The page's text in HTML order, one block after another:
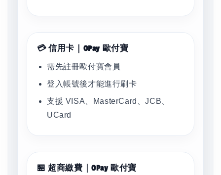
💳 信用卡｜OPay 歐付寶
需先註冊歐付寶會員
登入帳號後才能進行刷卡
支援 VISA、MasterCard、JCB、
UCard
🏪 超商繳費｜OPay 歐付寶